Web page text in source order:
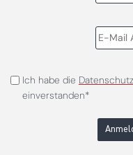
Ich habe die
einverstanden*